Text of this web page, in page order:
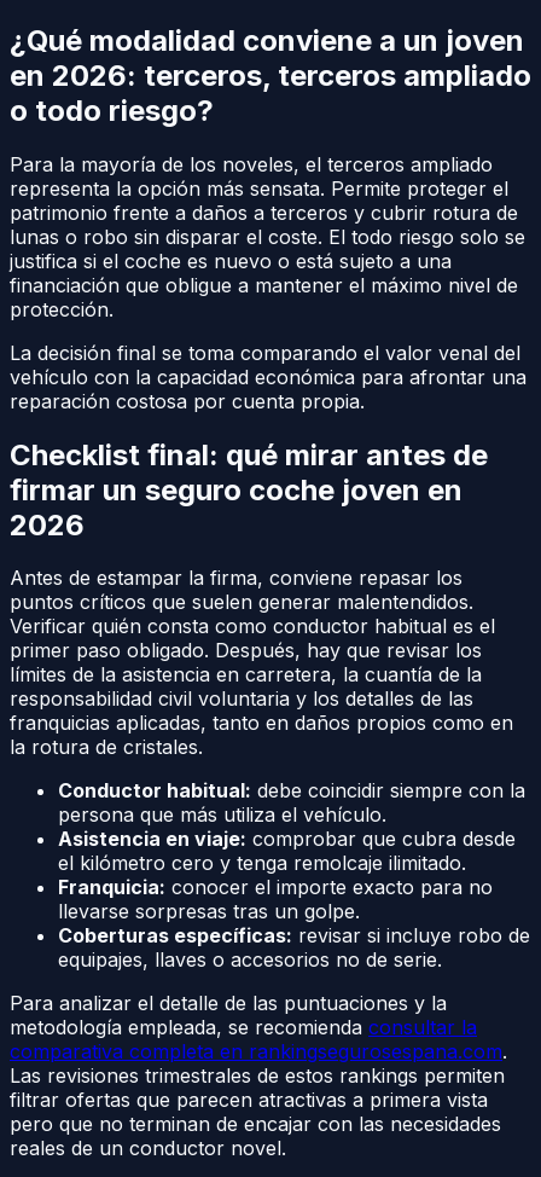
¿Qué modalidad conviene a un joven
en 2026: terceros, terceros ampliado
o todo riesgo?
Para la mayoría de los noveles, el terceros ampliado
representa la opción más sensata. Permite proteger el
patrimonio frente a daños a terceros y cubrir rotura de
lunas o robo sin disparar el coste. El todo riesgo solo se
justifica si el coche es nuevo o está sujeto a una
financiación que obligue a mantener el máximo nivel de
protección.
La decisión final se toma comparando el valor venal del
vehículo con la capacidad económica para afrontar una
reparación costosa por cuenta propia.
Checklist final: qué mirar antes de
firmar un seguro coche joven en
2026
Antes de estampar la firma, conviene repasar los
puntos críticos que suelen generar malentendidos.
Verificar quién consta como conductor habitual es el
primer paso obligado. Después, hay que revisar los
límites de la asistencia en carretera, la cuantía de la
responsabilidad civil voluntaria y los detalles de las
franquicias aplicadas, tanto en daños propios como en
la rotura de cristales.
Conductor habitual: debe coincidir siempre con la
persona que más utiliza el vehículo.
Asistencia en viaje: comprobar que cubra desde
el kilómetro cero y tenga remolcaje ilimitado.
Franquicia: conocer el importe exacto para no
llevarse sorpresas tras un golpe.
Coberturas específicas: revisar si incluye robo de
equipajes, llaves o accesorios no de serie.
Para analizar el detalle de las puntuaciones y la
metodología empleada, se recomienda consultar la
comparativa completa en rankingsegurosespana.com.
Las revisiones trimestrales de estos rankings permiten
filtrar ofertas que parecen atractivas a primera vista
pero que no terminan de encajar con las necesidades
reales de un conductor novel.